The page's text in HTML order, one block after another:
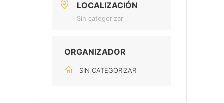
LOCALIZACIÓN
Sin categorizar
ORGANIZADOR
SIN CATEGORIZAR